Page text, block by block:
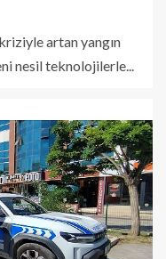
artan yangın
nesil teknolojilerle...